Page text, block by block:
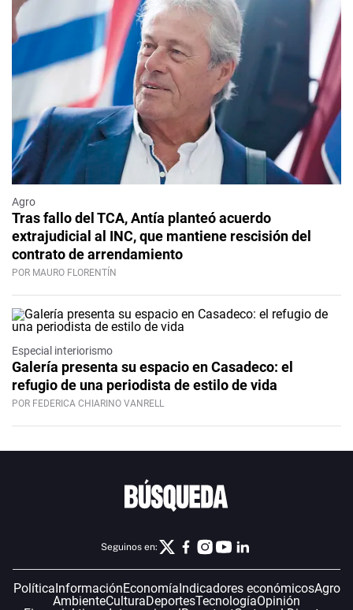
Agro
Tras fallo del TCA, Antía planteó acuerdo
extrajudicial al INC, que mantiene rescisión del
contrato de arrendamiento
POR MAURO FLORENTÍN
Especial interiorismo
Galería presenta su espacio en Casadeco: el
refugio de una periodista de estilo de vida
POR FEDERICA CHIARINO VANRELL
Seguinos en:
PolíticaInformaciónEconomíaIndicadores económicosAgro
AmbienteCulturaDeportesTecnologíaOpinión